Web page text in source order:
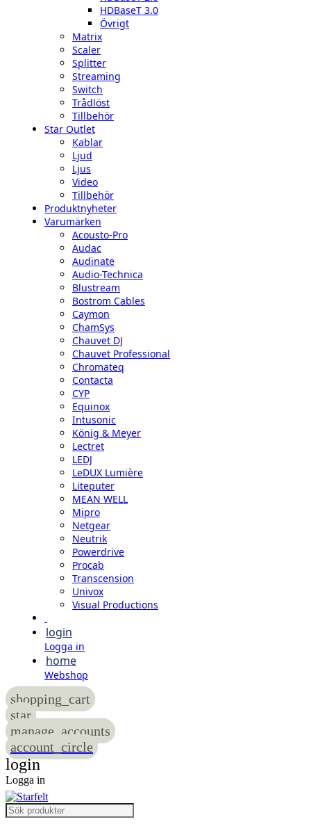
HDBaseT 3.0
Övrigt
Matrix
Scaler
Splitter
Streaming
Switch
Trådlöst
Tillbehör
Star Outlet
Kablar
Ljud
Ljus
Video
Tillbehör
Produktnyheter
Varumärken
Acousto-Pro
Audac
Audinate
Audio-Technica
Blustream
Bostrom Cables
Caymon
ChamSys
Chauvet DJ
Chauvet Professional
Chromateq
Contacta
CYP
Equinox
Intusonic
König & Meyer
Lectret
LEDJ
LeDUX Lumière
Liteputer
MEAN WELL
Mipro
Netgear
Neutrik
Powerdrive
Procab
Transcension
Univox
Visual Productions
login
Logga in
home
Webshop
shopping_cart
star
manage_accounts
account_circle
login
Logga in